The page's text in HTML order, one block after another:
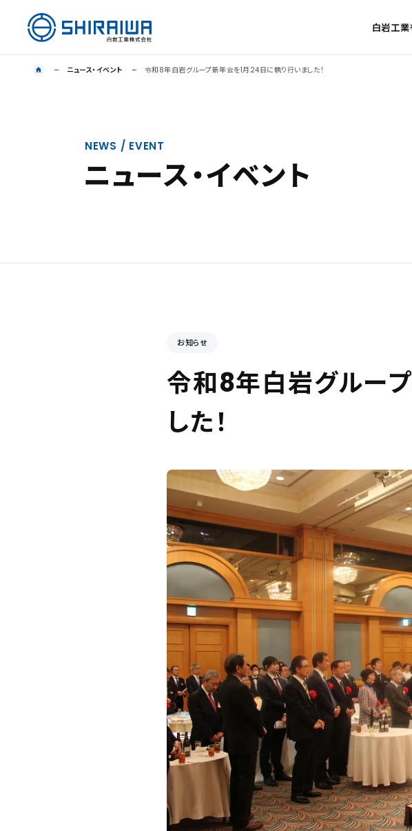
白岩工業
ニュース・イベント 令和8年白岩グループ新年会を1月24日に執り行いました！
NEWS / EVENT
ニュース・イベント
お知らせ
令和8年白岩グルー
した！